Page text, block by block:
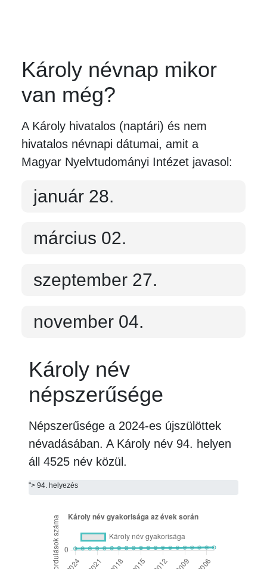
Károly névnap mikor
van még?
A Károly hivatalos (naptári) és nem
hivatalos névnapi dátumai, amit a
Magyar Nyelvtudományi Intézet javasol:
január 28.
március 02.
szeptember 27.
november 04.
Károly név
népszerűsége
Népszerűsége a 2024-es újszülöttek
névadásában. A Károly név 94. helyen
áll 4525 név közül.
"> 94. helyezés